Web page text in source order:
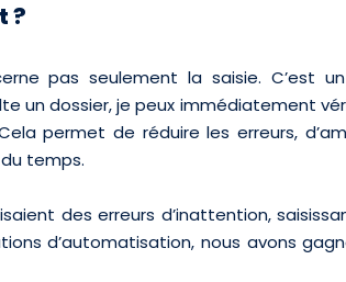
?
pas seulement la saisie. C’est
un dossier, je peux immédiatement
permet de réduire les erreurs,
temps.
des erreurs d’inattention,
d’automatisation, nous avons